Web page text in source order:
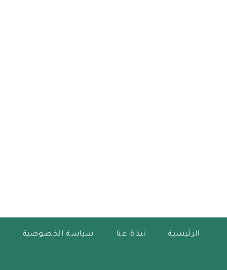
الرئيسية نبذة عنا سياسة الخصوصية